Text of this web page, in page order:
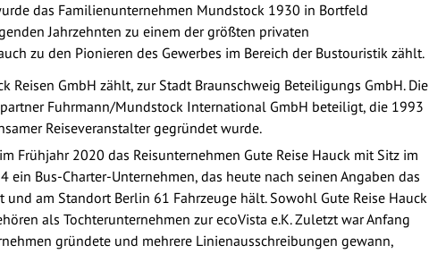
das Familienunternehmen Mundstock 1930 in Bortfeld
Jahrzehnten zu einem der größten privaten
zu den Pionieren des Gewerbes im Bereich der Bustouristik zählt.
GmbH zählt, zur Stadt Braunschweig Beteiligungs GmbH. Die
Fuhrmann/Mundstock International GmbH beteiligt, die 1993
Reiseveranstalter gegründet wurde.
Frühjahr 2020 das Reisunternehmen Gute Reise Hauck mit Sitz im
Bus-Charter-Unternehmen, das heute nach seinen Angaben das
am Standort Berlin 61 Fahrzeuge hält. Sowohl Gute Reise Hauck
als Tochterunternehmen zur ecoVista e.K. Zuletzt war Anfang
gründete und mehrere Linienausschreibungen gewann,